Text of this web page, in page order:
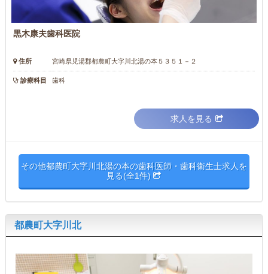
黒木康夫歯科医院
住所 宮崎県児湯郡都農町大字川北湯の本５３５１－２
診療科目 歯科
求人を見る
その他都農町大字川北湯の本の歯科医師・歯科衛生士求人を
見る(全1件)
都農町大字川北